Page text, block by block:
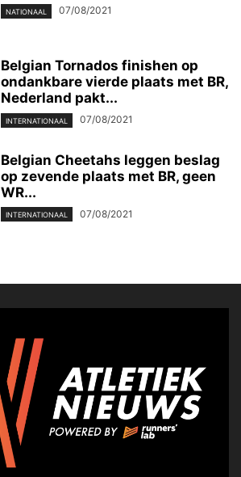
NATIONAAL 07/08/2021
Belgian Tornados finishen op
ondankbare vierde plaats met BR,
Nederland pakt...
INTERNATIONAAL 07/08/2021
Belgian Cheetahs leggen beslag
op zevende plaats met BR, geen
WR...
INTERNATIONAAL 07/08/2021